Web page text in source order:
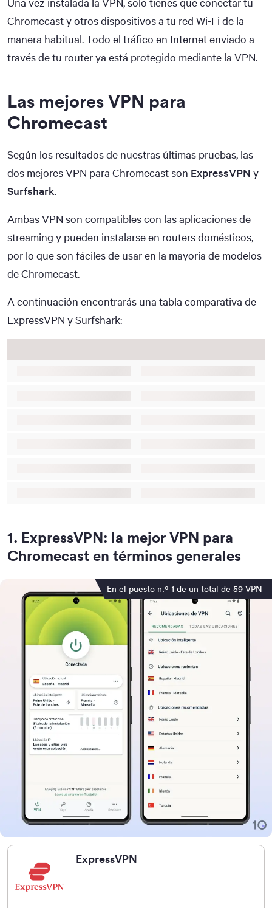
Chromecast y otros dispositivos a tu red Wi-Fi de la
manera habitual. Todo el tráfico en Internet enviado a
través de tu router ya está protegido mediante la VPN.
Las mejores VPN para
Chromecast
Según los resultados de nuestras últimas pruebas, las
dos mejores VPN para Chromecast son ExpressVPN y
Surfshark.
Ambas VPN son compatibles con las aplicaciones de
streaming y pueden instalarse en routers domésticos,
por lo que son fáciles de usar en la mayoría de modelos
de Chromecast.
A continuación encontrarás una tabla comparativa de
ExpressVPN y Surfshark:
1. ExpressVPN: la mejor VPN para
Chromecast en términos generales
En el puesto n.º 1 de un total de 59 VPN
ExpressVPN